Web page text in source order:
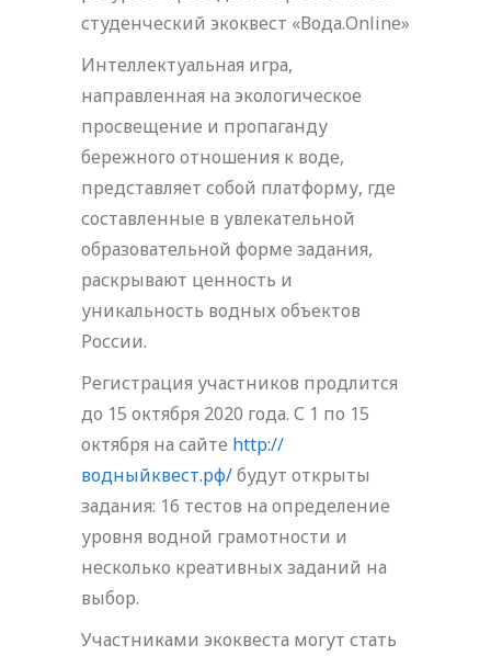
студенческий экоквест «Вода.Online»
Интеллектуальная игра,
направленная на экологическое
просвещение и пропаганду
бережного отношения к воде,
представляет собой платформу, где
составленные в увлекательной
образовательной форме задания,
раскрывают ценность и
уникальность водных объектов
России.
Регистрация участников продлится
до 15 октября 2020 года. С 1 по 15
октября на сайте http://
водныйквест.рф/будут открыты
задания: 16 тестов на определение
уровня водной грамотности и
несколько креативных заданий на
выбор.
Участниками экоквеста могут стать